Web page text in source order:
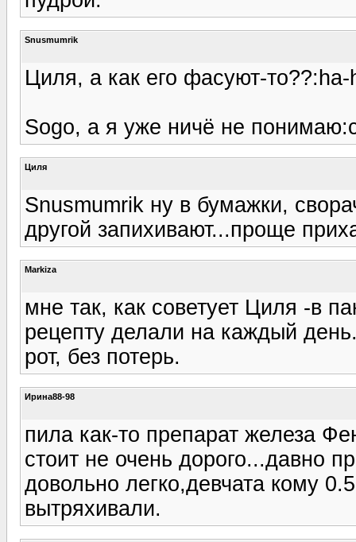
Snusmumrik
Циля, а как его фасуют-то??:ha-
Sogo, а я уже ничё не
Циля
Snusmumrik ну в бумажки,
другой запихивают...проще
Markiza
мне так, как советует Циля -в
рецепту делали на каждый
рот, без потерь.
Ирина88-98
пила как-то препарат железа
стоит не очень дорого...давно
довольно легко,девчата кому
вытряхивали.